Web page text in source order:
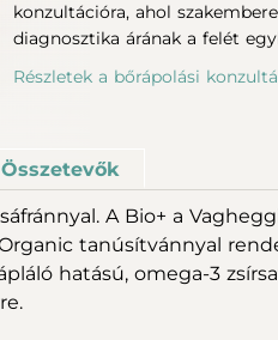
konzultációra, ahol
diagnosztika árának a felét
Részletek a bőrápolási
Összetevők
sáfránnyal. A Bio+ a
tanúsítvánnyal
hatású, omega-3